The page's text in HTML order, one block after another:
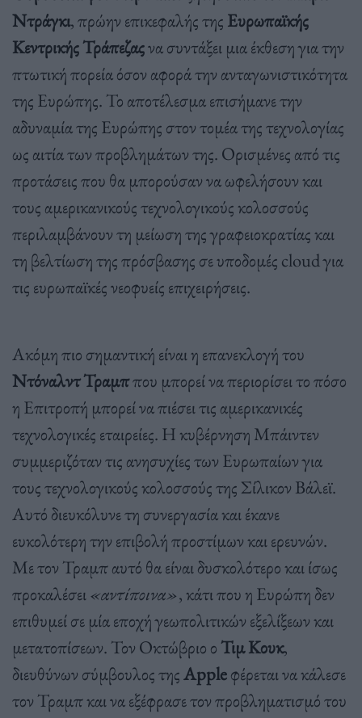
Ντράγκι, πρώην επικεφαλής της Ευρωπαϊκής
Κεντρικής Τράπεζαςνα συντάξει μια έκθεση για την
πτωτική πορεία όσον αφορά την ανταγωνιστικότητα
της Ευρώπης. Το αποτέλεσμα επισήμανε την
αδυναμία της Ευρώπης στον τομέα της τεχνολογίας
ως αιτία των προβλημάτων της. Ορισμένες από τις
προτάσεις που θα μπορούσαν να ωφελήσουν και
τους αμερικανικούς τεχνολογικούς κολοσσούς
περιλαμβάνουν τη μείωση της γραφειοκρατίας και
τη βελτίωση της πρόσβασης σε υποδομές cloud για
τις ευρωπαϊκές νεοφυείς επιχειρήσεις.
Ακόμη πιο σημαντική είναι η επανεκλογή του
Ντόναλντ Τραμππου μπορεί να περιορίσει το πόσο
η Επιτροπή μπορεί να πιέσει τις αμερικανικές
τεχνολογικές εταιρείες. Η κυβέρνηση Μπάιντεν
συμμεριζόταν τις ανησυχίες των Ευρωπαίων για
τους τεχνολογικούς κολοσσούς της Σίλικον Βάλεϊ.
Αυτό διευκόλυνε τη συνεργασία και έκανε
ευκολότερη την επιβολή προστίμων και ερευνών.
Με τον Τραμπ αυτό θα είναι δυσκολότερο και ίσως
προκαλέσει«αντίποινα», κάτι που η Ευρώπη δεν
επιθυμεί σε μία εποχή γεωπολιτικών εξελίξεων και
μετατοπίσεων. Τον Οκτώβριο ο Τιμ Κουκ,
διευθύνων σύμβουλος τηςAppleφέρεται να κάλεσε
τον Τραμπ και να εξέφρασε τον προβληματισμό του